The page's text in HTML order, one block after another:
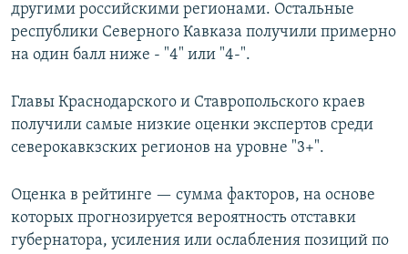
другими российскими регионами. Остальные
республики Северного Кавказа получили примерно
на один балл ниже - "4" или "4-".
Главы Краснодарского и Ставропольского краев
получили самые низкие оценки экспертов среди
северокавкзских регионов на уровне "3+".
Оценка в рейтинге — сумма факторов, на основе
которых прогнозируется вероятность отставки
губернатора, усиления или ослабления позиций по